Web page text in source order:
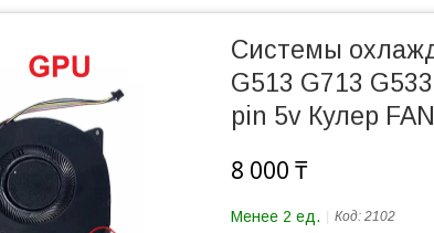
Системы
G513 G713
pin 5v Кулер
8 000 ₸
Менее 2 ед. Код: 2102